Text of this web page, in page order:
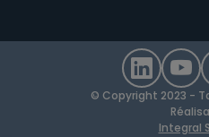
© Copyright 2023 -
Integral